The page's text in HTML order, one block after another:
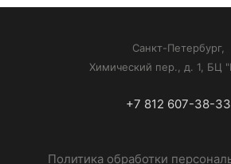
Санкт-Петербург,
Химический пер., д. 1, БЦ
+7 812 607-38-33
Политика обработки